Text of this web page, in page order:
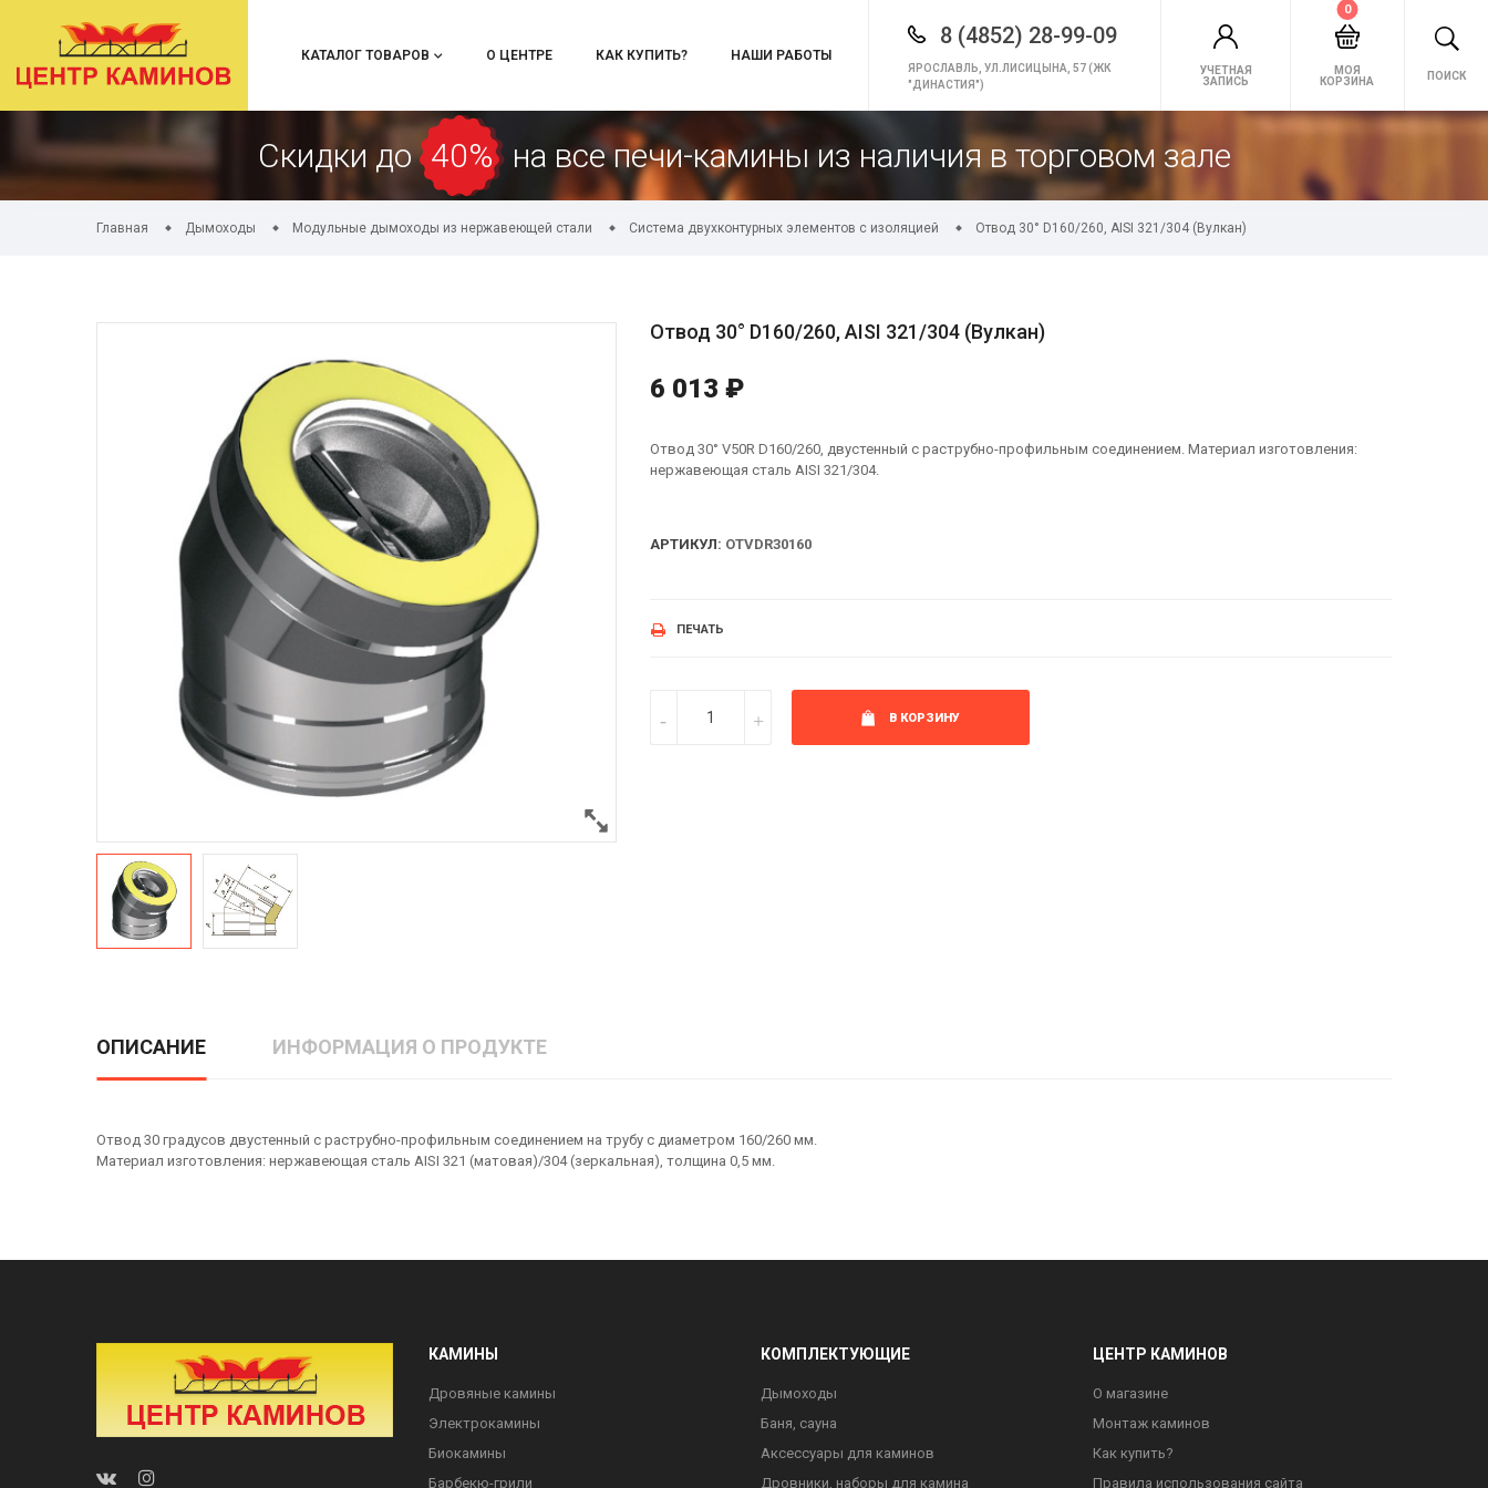
КАТАЛОГ ТОВАРОВ О ЦЕНТРЕ КАК КУПИТЬ? НАШИ РАБОТЫ
8 (4852) 28-99-09
ЯРОСЛАВЛЬ, УЛ.ЛИСИЦЫНА, 57 (ЖК
"ДИНАСТИЯ")
УЧЕТНАЯ
ЗАПИСЬ
МОЯ
КОРЗИНА
0
ПОИСК
Скидки до 40% на все печи-камины из наличия в торговом зале
Главная Дымоходы Модульные дымоходы из нержавеющей стали Система двухконтурных элементов с изоляцией Отвод 30° D160/260, AISI 321/304 (Вулкан)
Отвод 30° D160/260, AISI 321/304 (Вулкан)
6 013 ₽
Отвод 30° V50R D160/260, двустенный с раструбно-профильным соединением. Материал изготовления:
нержавеющая сталь AISI 321/304.
АРТИКУЛ: OTVDR30160
ПЕЧАТЬ
В КОРЗИНУ
ОПИСАНИЕ ИНФОРМАЦИЯ О ПРОДУКТЕ
Отвод 30 градусов двустенный с раструбно-профильным соединением на трубу с диаметром 160/260 мм.
Материал изготовления: нержавеющая сталь AISI 321 (матовая)/304 (зеркальная), толщина 0,5 мм.
КАМИНЫ
Дровяные камины
Электрокамины
Биокамины
Барбекю-грили
КОМПЛЕКТУЮЩИЕ
Дымоходы
Баня, сауна
Аксессуары для каминов
Дровники, наборы для камина
ЦЕНТР КАМИНОВ
О магазине
Монтаж каминов
Как купить?
Правила использования сайта